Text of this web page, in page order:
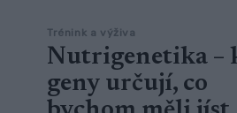
Trénink a výživa
Nutrigenetika –
geny určují, co